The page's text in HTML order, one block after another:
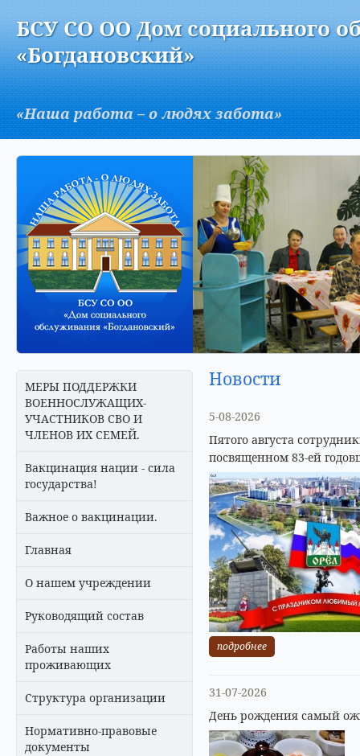
AБСУ СО ОО Дом социального
«Богдановский»
«Наша работа – о людях забота»
МЕРЫ ПОДДЕРЖКИ
ВОЕННОСЛУЖАЩИХ-
УЧАСТНИКОВ СВО И
ЧЛЕНОВ ИХ СЕМЕЙ.
Вакцинация нации - сила
государства!
Важное о вакцинации.
Главная
О нашем учреждении
Руководящий состав
Работы наших
проживающих
Структура организации
Нормативно-правовые
документы
Новости
5-08-2026
Пятого августа
посвященном 83-ей
подробнее
31-07-2026
День рождения самый